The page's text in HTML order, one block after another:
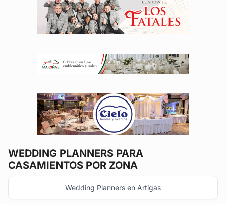
WEDDING PLANNERS PARA
CASAMIENTOS POR ZONA
Wedding Planners en Artigas